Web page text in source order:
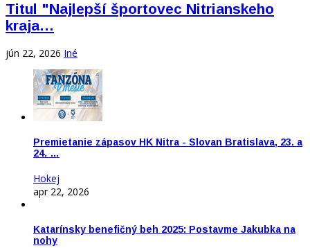
Titul "Najlepší športovec Nitrianskeho
kraja…
jún 22, 2026 Iné
Premietanie zápasov HK Nitra - Slovan Bratislava, 23. a
24. …
Hokej
apr 22, 2026
Katarínsky benefičný beh 2025: Postavme Jakubka na
nohy